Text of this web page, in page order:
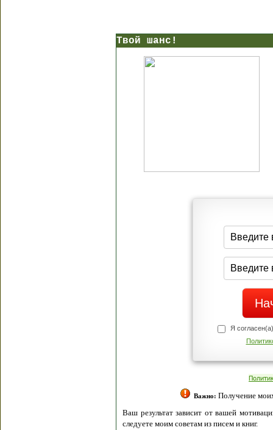
Твой шанс!
Я
Важно: Получение
Ваш результат зависит от вашей
следуете моим советам из писем и книг.